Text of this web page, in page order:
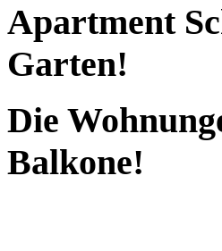
Apartment
Garten!
Die
Balkone!